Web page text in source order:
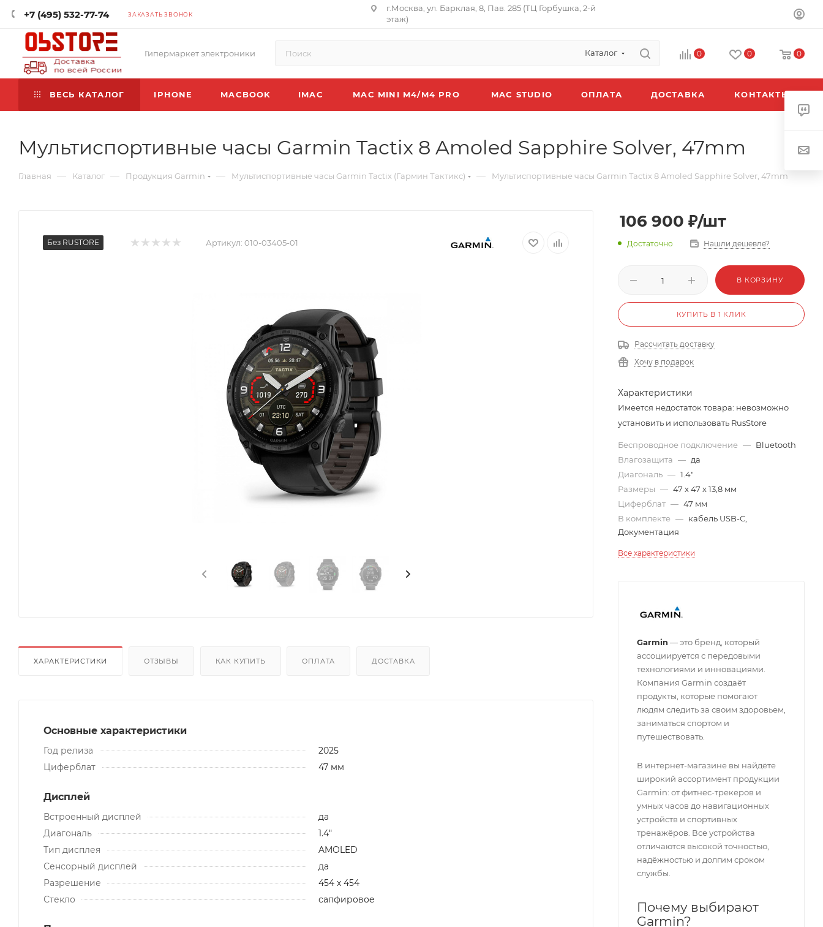
+7 (495) 532-77-74 ЗАКАЗАТЬ ЗВОНОК
г.Москва, ул. Барклая, 8, Пав. 285 (ТЦ Горбушка, 2-й
этаж)
Гипермаркет электроники Каталог 0 0 0
ВЕСЬ КАТАЛОГ IPHONE MACBOOK IMAC MAC MINI M4/M4 PRO MAC STUDIO ОПЛАТА ДОСТАВКА КОНТАКТЫ
Мультиспортивные часы Garmin Tactix 8 Amoled Sapphire Solver, 47mm
Главная — Каталог — Продукция Garmin — Мультиспортивные часы Garmin Tactix (Гармин Тактикс) — Мультиспортивные часы Garmin Tactix 8 Amoled Sapphire Solver, 47mm
Без RUSTORE Артикул: 010-03405-01
ХАРАКТЕРИСТИКИ ОТЗЫВЫ КАК КУПИТЬ ОПЛАТА ДОСТАВКА
Основные характеристики
Год релиза
2025
Циферблат
47 мм
Дисплей
Встроенный дисплей
да
Диагональ
1.4"
Тип дисплея
AMOLED
Сенсорный дисплей
да
Разрешение
454 х 454
Стекло
сапфировое
106 900 ₽/шт
Достаточно Нашли дешевле?
В КОРЗИНУ
КУПИТЬ В 1 КЛИК
Рассчитать доставку
Хочу в подарок
Характеристики
Имеется недостаток товара: невозможно
установить и использовать RusStore
Беспроводное подключение — Bluetooth
Влагозащита — да
Диагональ — 1.4"
Размеры — 47 х 47 х 13,8 мм
Циферблат — 47 мм
В комплекте — кабель USB-С,
Документация
Все характеристики
Garmin — это бренд, который
ассоциируется с передовыми
технологиями и инновациями.
Компания Garmin создаёт
продукты, которые помогают
людям следить за своим здоровьем,
заниматься спортом и
путешествовать.
В интернет-магазине вы найдёте
широкий ассортимент продукции
Garmin: от фитнес-трекеров и
умных часов до навигационных
устройств и спортивных
тренажёров. Все устройства
отличаются высокой точностью,
надёжностью и долгим сроком
службы.
Почему выбирают
Garmin?